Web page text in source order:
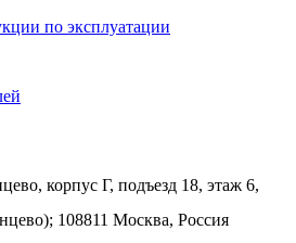
по эксплуатации
корпус Г, подъезд 18, этаж 6,
108811 Москва, Россия